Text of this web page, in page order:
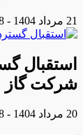
21 مرداد 1404 - 12:28
استقبال
شرکت گاز
20 مرداد 1404 - 20:58